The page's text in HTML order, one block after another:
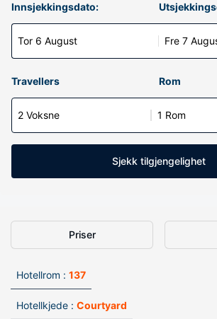
Innsjekkingsdato:
Tor 6 August Fre 7
Travellers Rom
2 Voksne 1 Rom
Sjekk tilgjengelighet
Priser
Hotellrom : 137
Hotellkjede : Courtyard